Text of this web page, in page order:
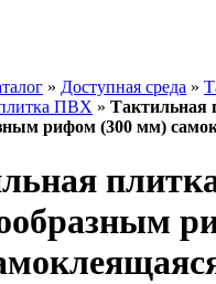
» Доступная среда »
ПВХ » Тактильная
рифом (300 мм)